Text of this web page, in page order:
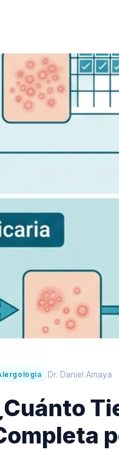
Dr. Daniel Amaya